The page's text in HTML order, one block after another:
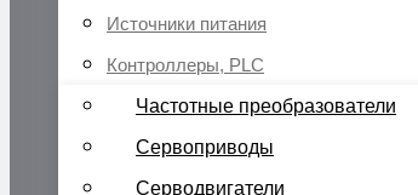
Источники питания
Контроллеры, PLC
Частотные преобразователи
Сервоприводы
Серводвигатели